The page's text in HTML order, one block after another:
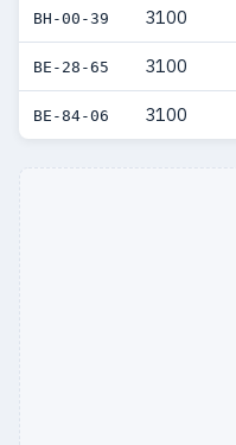
BH-00-39 3100
BE-28-65 3100
BE-84-06 3100